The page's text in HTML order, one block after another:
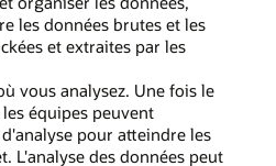
les données brutes et les
et extraites par les
vous analysez. Une fois le
équipes peuvent
pour atteindre les
L'analyse des données peut